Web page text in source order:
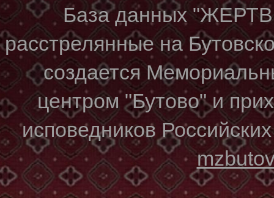
База данных
расстрелянные на
создается
центром "Бутово" и
исповедников